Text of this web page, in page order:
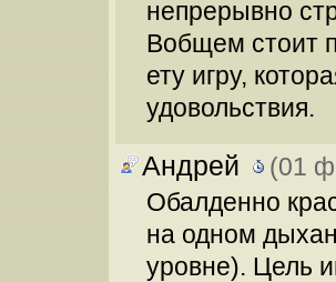
непрерывно
Вобщем стоит
ету игру,
удовольствия.
Андрей
(01
Обалденно
на одном
уровне). Цель